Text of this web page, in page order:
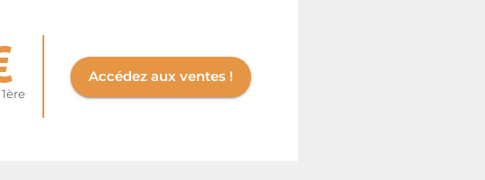
Accédez aux ventes !